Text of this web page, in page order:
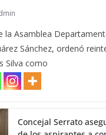
la Asamblea
Sánchez, ordenó
Silva como
Concejal Serrato